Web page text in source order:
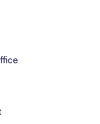
bis zur